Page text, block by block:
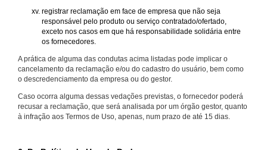
registrar reclamação em face de empresa que não seja
responsável pelo produto ou serviço contratado/ofertado,
exceto nos casos em que há responsabilidade solidária entre
os fornecedores.
A prática de alguma das condutas acima listadas pode implicar o
cancelamento da reclamação e/ou do cadastro do usuário, bem como
o descredenciamento da empresa ou do gestor.
Caso ocorra alguma dessas vedações previstas, o fornecedor poderá
recusar a reclamação, que será analisada por um órgão gestor, quanto
à infração aos Termos de Uso, apenas, num prazo de até 15 dias.